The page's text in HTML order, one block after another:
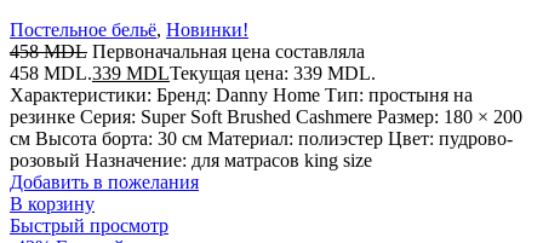
Постельное бельё, Новинки!
458MDL Первоначальная цена составляла
458 MDL.339 MDLТекущая цена: 339 MDL.
Характеристики: Бренд: Danny Home Тип: простыня на
резинке Серия: Super Soft Brushed Cashmere Размер: 180 × 200
см Высота борта: 30 см Материал: полиэстер Цвет: пудрово-
розовый Назначение: для матрасов king size
Добавить в пожелания
В корзину
Быстрый просмотр